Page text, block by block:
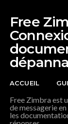
Free
ACCUEIL
Free Zimbra est
de messagerie
les